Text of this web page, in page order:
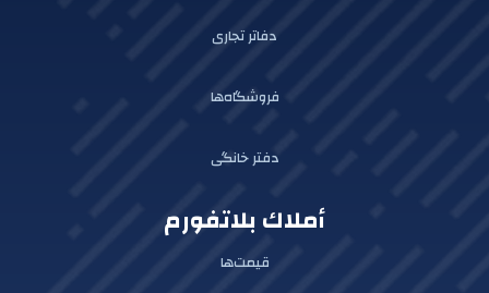
دفاتر تجاری
فروشگاه‌ها
دفتر خانگی
أملاك بلاتفورم
قیمت‌ها